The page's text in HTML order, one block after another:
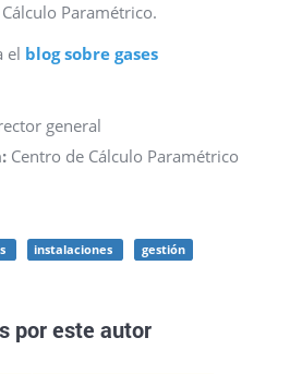
Paramétrico.
el blog sobre gases
general
Centro de Cálculo Paramétrico
instalaciones gestión
por este autor